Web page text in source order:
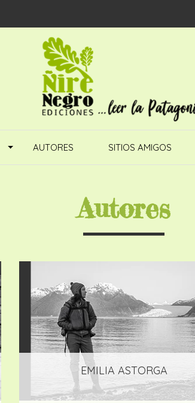
AUTORES SITIOS AMIGOS
Autores
EMILIA ASTORGA